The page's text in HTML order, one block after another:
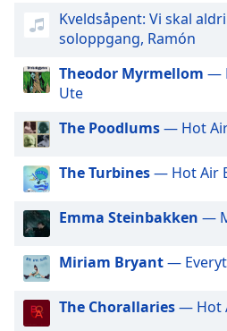
Beginning
dialog
Escape
and
close
window.
Text
Color
Kveldsåpent: Vi skal
soloppgang, Ramón
Theodor Myrmellom —
Ute
The Poodlums— Hot
The Turbines— Hot Air
Emma Steinbakken —
Miriam Bryant—
The Chorallaries— Hot